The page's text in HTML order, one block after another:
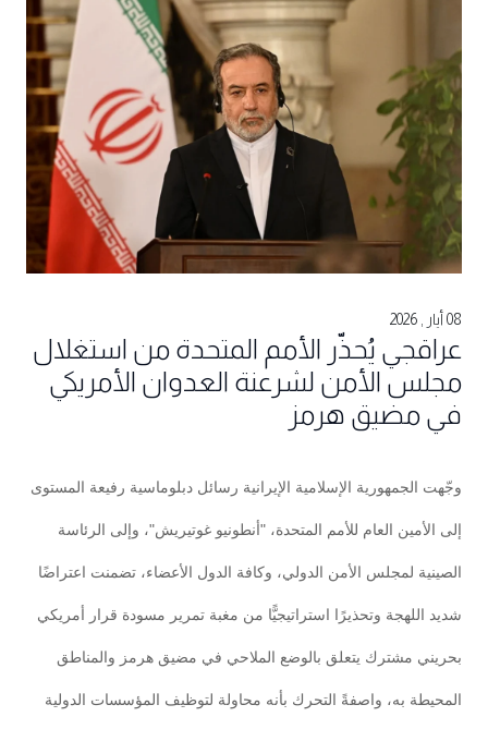
08 أيار , 2026
عراقجي يُحذّر الأمم المتحدة من استغلال
مجلس الأمن لشرعنة العدوان الأمريكي
في مضيق هرمز
وجّهت الجمهورية الإسلامية الإيرانية رسائل دبلوماسية رفيعة المستوى
إلى الأمين العام للأمم المتحدة، "أنطونيو غوتيريش"، وإلى الرئاسة
الصينية لمجلس الأمن الدولي، وكافة الدول الأعضاء، تضمنت اعتراضًا
شديد اللهجة وتحذيرًا استراتيجيًّا من مغبة تمرير مسودة قرار أمريكي
بحريني مشترك يتعلق بالوضع الملاحي في مضيق هرمز والمناطق
المحيطة به، واصفةً التحرك بأنه محاولة لتوظيف المؤسسات الدولية